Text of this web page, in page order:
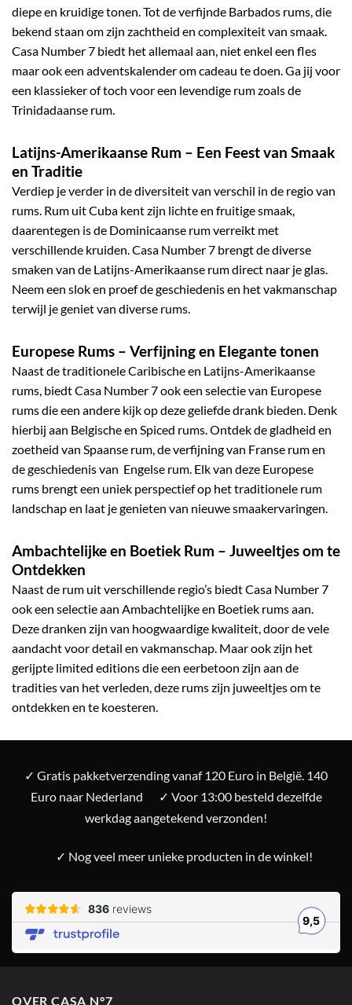
diepe en kruidige tonen. Tot de verfijnde Barbados rums , die
bekend staan om zijn zachtheid en complexiteit van smaak.
Casa Number 7 biedt het allemaal aan, niet enkel een fles
maar ook een adventskalenderom cadeau te doen. Ga jij voor
een klassieker of toch voor een levendige rum zoals de
Trinidadaanse rum.
Latijns-Amerikaanse Rum – Een Feest van Smaak
en Traditie
Verdiep je verder in de diversiteit van verschil in de regio van
rums. Rum uit Cuba kent zijn lichte en fruitige smaak,
daarentegen isde Dominicaanse rumverreikt met
verschillende kruiden. Casa Number 7 brengt de diverse
smaken van de Latijns-Amerikaanse rum direct naar jeglas
Neem een slok en proef de geschiedenis en het vakmanschap
terwijl je geniet van diverse rums
Europese Rums – Verfijning en Elegante tonen
Naast de traditionele Caribische en Latijns-Amerikaanse
rums, biedt Casa Number 7 ook een selectie van Europese
rums die een andere kijk op deze geliefde drank bieden. Denk
hierbij aan Belgische en Spiced rums. Ontdek de gladheid en
zoetheid van Spaanse rum , de verfijning van Franse rumen
de geschiedenis van Engelse rum . Elk van deze Europese
rums brengt een uniek perspectief op het traditionele rum
landschap en laat je genieten van nieuwe smaakervaringen.
Ambachtelijke en Boetiek Rum – Juweeltjes om te
Ontdekken
Naast de rum uit verschillende regio’s biedt Casa Number 7
ook een selectie aan Ambachtelijke en Boetiek rums aan.
Deze dranken zijn van hoogwaardige kwaliteit, door de vele
aandacht voor detail en vakmanschap. Maar ook zijn het
gerijpte limited editionsdie een eerbetoon zijn aan de
tradities van het verleden, deze rums zijn juweeltjes om te
ontdekken en te koesteren.
✓ Gratis pakketverzending vanaf 120 Euro in België. 140
Euro naar Nederland
✓ Voor 13:00 besteld dezelfde
werkdag aangetekend verzonden!
✓ Nog veel meer unieke producten in de winkel!
OVER CASA N°7